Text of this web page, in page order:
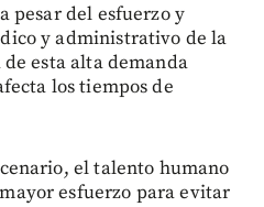
pesar del esfuerzo y
y administrativo de la
esta alta demanda
los tiempos de
el talento humano
esfuerzo para evitar